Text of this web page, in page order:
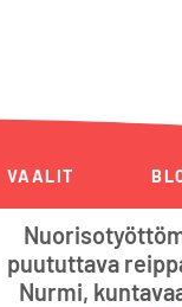
VAALIT
puututtava
Nurmi,